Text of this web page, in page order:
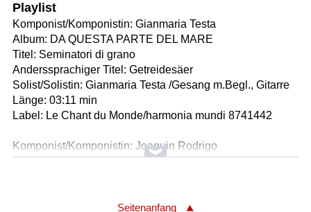
Playlist
Komponist/Komponistin: Gianmaria Testa
Album: DA QUESTA PARTE DEL MARE
Titel: Seminatori di grano
Anderssprachiger Titel: Getreidesäer
Solist/Solistin: Gianmaria Testa /Gesang m.Begl., Gitarre
Länge: 03:11 min
Label: Le Chant du Monde/harmonia mundi 8741442
Komponist/Komponistin: Joaquin Rodrigo
Album: RODRIGO: WERKE FÜR GITARRE - Leon
Seitenanfang